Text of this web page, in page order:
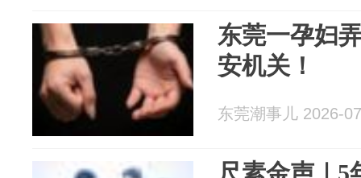
东莞一孕妇
安机关！
东莞潮事儿 2026-